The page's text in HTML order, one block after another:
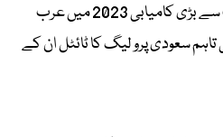
93 گول اسکور کیے، ان کی سب سے بڑی کامیابی 2023 میں عرب
سعودی پرو لیگ کا ٹائٹل ان کے